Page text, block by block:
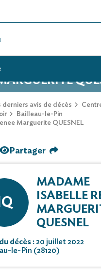
DÉCÈS DE
derniers avis de décès
Bailleau-le-Pin
Marguerite QUESNEL
Partager
MADAME
ISABELLE
QUESNEL
décès :20 juillet 2022
le-Pin (28120)